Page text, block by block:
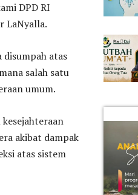
DPD RI
LaNyalla.
disumpah atas
salah satu
umum.
akibat dampak
atas sistem